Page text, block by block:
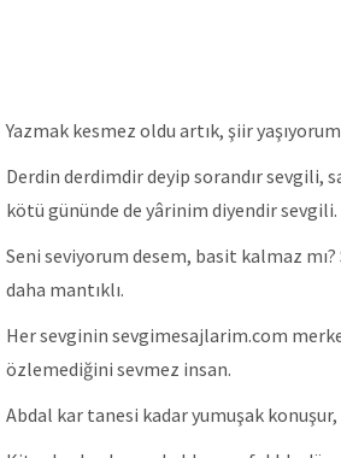
Yazmak kesmez oldu artık, şiir
Derdin derdimdir deyip sorandır sevgili,
kötü gününde de yârinim diyendir sevgili.
Seni seviyorum desem, basit kalmaz mı?
daha mantıklı.
Her sevginin sevgimesajlarim.com
özlemediğini sevmez insan.
Abdal kar tanesi kadar yumuşak